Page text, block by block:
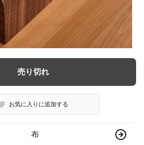
売り切れ
お気に入りに追加する
布